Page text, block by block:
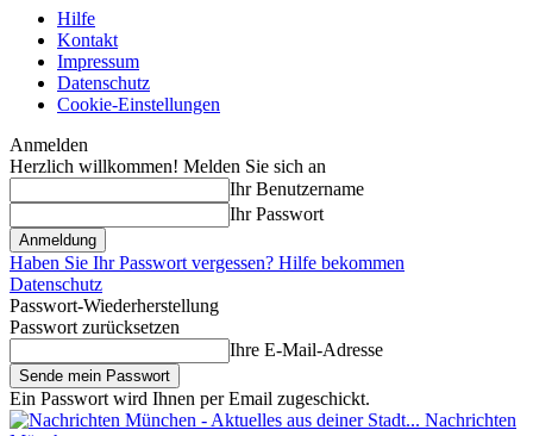
Hilfe
Kontakt
Impressum
Datenschutz
Cookie-Einstellungen
Anmelden
Herzlich willkommen! Melden Sie sich an
Ihr Benutzername
Ihr Passwort
Haben Sie Ihr Passwort vergessen? Hilfe bekommen
Datenschutz
Passwort-Wiederherstellung
Passwort zurücksetzen
Ihre E-Mail-Adresse
Ein Passwort wird Ihnen per Email zugeschickt.
Nachrichten